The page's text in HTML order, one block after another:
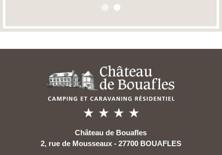
Château de Bouafles
2, rue de Mousseaux - 27700 BOUAFLES